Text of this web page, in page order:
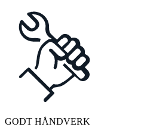
GODT HÅNDVERK